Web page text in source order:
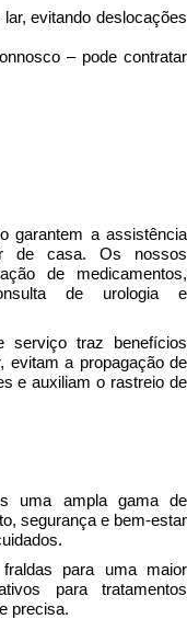
evitando deslocações
– pode contratar
garantem a assistência
de casa. Os nossos
de medicamentos,
de urologia e
serviço traz benefícios
evitam a propagação de
e auxiliam o rastreio de
uma ampla gama de
segurança e bem-estar
para uma maior
para tratamentos
precisa.